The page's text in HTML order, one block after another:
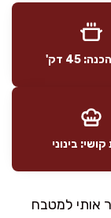
45 דק'
בינוני
אותי למטבח